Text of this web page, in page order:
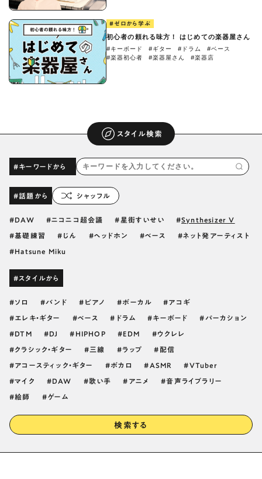
#ゼロから学ぶ
初心者の頼れる味方！ はじめての楽器屋さん
#キーボード #ギター #ドラム
#ベース
#楽器初心者
#楽器屋さん #楽器店
スタイル検索
#キーワードから
#話題から シャッフル
DAW ニコニコ超会議 星街すいせい Synthesizer V
基礎練習 じん ヘッドホン ベース ネット発アーティスト
Hatsune Miku
#スタイルから
ソロ バンド ピアノ ボーカル アコギ
エレキ・ギター ベース ドラム キーボード パーカション
DTM DJ HIPHOP EDM ウクレレ
クラシック・ギター 三線 ラップ 配信
アコースティック・ギター ボカロ ASMR VTuber
マイク DAW 歌い手 アニメ 音声ライブラリー
絵師 ゲーム
検索する